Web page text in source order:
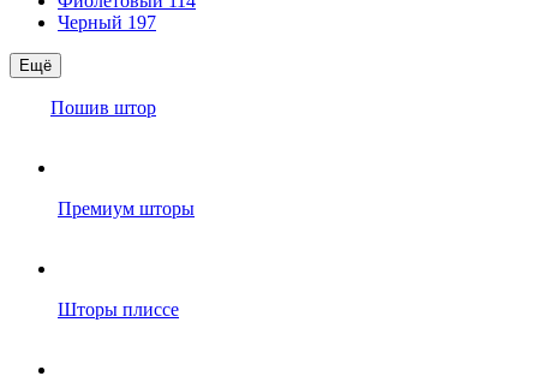
Черный 197
Ещё
Пошив штор
Премиум шторы
Шторы плиссе